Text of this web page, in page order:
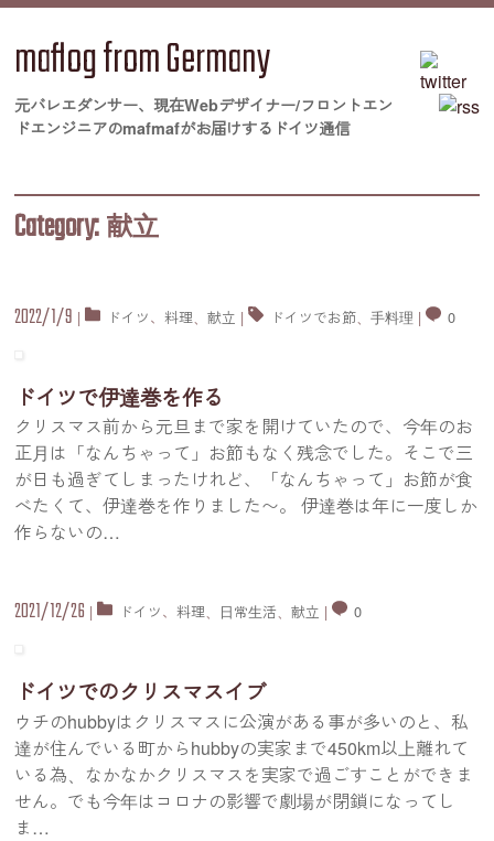
maflog from Germany
元バレエダンサー、現在Webデザイナー/フロントエン
ドエンジニアのmafmafがお届けするドイツ通信
Category:献立
2022/1/9 | ドイツ、料理、献立 | ドイツでお節、手料理 | 0
ドイツで伊達巻を作る
クリスマス前から元旦まで家を開けていたので、今年のお
正月は「なんちゃって」お節もなく残念でした。そこで三
が日も過ぎてしまったけれど、「なんちゃって」お節が食
べたくて、伊達巻を作りました〜。 伊達巻は年に一度しか
作らないの…
2021/12/26 | ドイツ、料理、 日常生活、献立 | 0
ドイツでのクリスマスイブ
ウチのhubbyはクリスマスに公演がある事が多いのと、私
達が住んでいる町からhubbyの実家まで450km以上離れて
いる為、なかなかクリスマスを実家で過ごすことができま
せん。でも今年はコロナの影響で劇場が閉鎖になってし
ま…